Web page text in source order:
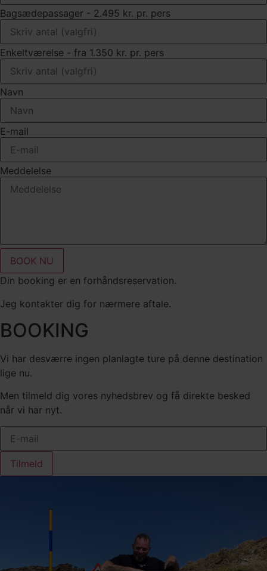
Bagsædepassager - 2.495 kr. pr. pers
Enkeltværelse - fra 1.350 kr. pr. pers
Navn
E-mail
Meddelelse
BOOK NU
Din booking er en forhåndsreservation.
Jeg kontakter dig for nærmere aftale.
BOOKING
Vi har desværre ingen planlagte ture på denne destination
lige nu.
Men tilmeld dig vores nyhedsbrev og få direkte besked
når vi har nyt.
Tilmeld